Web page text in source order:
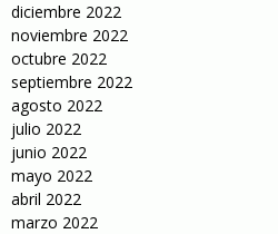
diciembre 2022
noviembre 2022
octubre 2022
septiembre 2022
agosto 2022
julio 2022
junio 2022
mayo 2022
abril 2022
marzo 2022